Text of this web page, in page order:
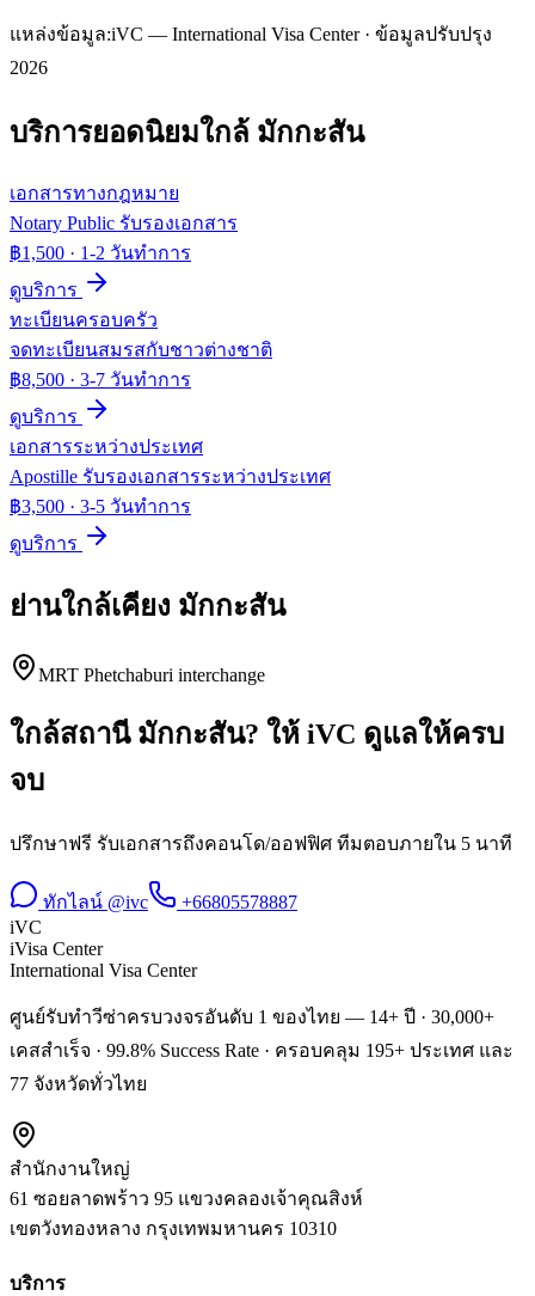
แหล่งข้อมูล:iVC — International Visa Center · ข้อมูลปรับปรุง
2026
บริการยอดนิยมใกล้ มักกะสัน
เอกสารทางกฎหมาย
Notary Public รับรองเอกสาร
฿1,500 · 1-2 วันทำการ
ดูบริการ
ทะเบียนครอบครัว
จดทะเบียนสมรสกับชาวต่างชาติ
฿8,500 · 3-7 วันทำการ
ดูบริการ
เอกสารระหว่างประเทศ
Apostille รับรองเอกสารระหว่างประเทศ
฿3,500 · 3-5 วันทำการ
ดูบริการ
ย่านใกล้เคียง มักกะสัน
MRT Phetchaburi interchange
ใกล้สถานี มักกะสัน? ให้ iVC ดูแลให้ครบ
จบ
ปรึกษาฟรี รับเอกสารถึงคอนโด/ออฟฟิศ ทีมตอบภายใน 5 นาที
ทักไลน์ @ivc
+66805578887
iVC
iVisa Center
International Visa Center
ศูนย์รับทำวีซ่าครบวงจรอันดับ 1 ของไทย — 14+ ปี · 30,000+
เคสสำเร็จ · 99.8% Success Rate · ครอบคลุม 195+ ประเทศ และ
77 จังหวัดทั่วไทย
สำนักงานใหญ่
61 ซอยลาดพร้าว 95 แขวงคลองเจ้าคุณสิงห์
เขตวังทองหลาง กรุงเทพมหานคร 10310
บริการ